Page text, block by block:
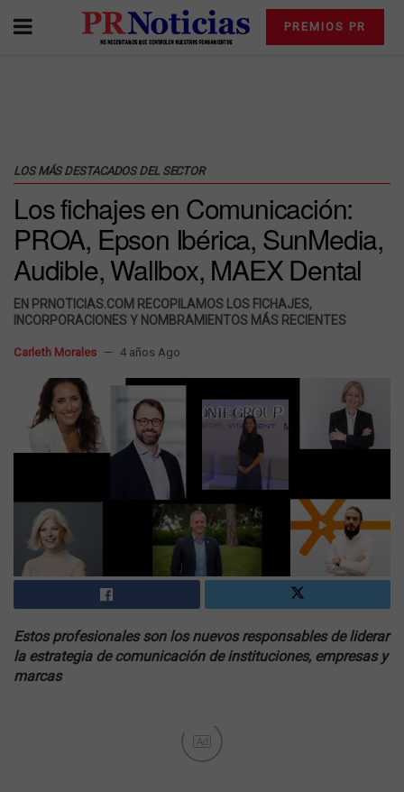
PREMIOS PR
LOS MÁS DESTACADOS DEL SECTOR
Los fichajes en Comunicación:
PROA, Epson Ibérica, SunMedia,
Audible, Wallbox, MAEX Dental
EN PRNOTICIAS.COM RECOPILAMOS LOS FICHAJES,
INCORPORACIONES Y NOMBRAMIENTOS MÁS RECIENTES
Carleth Morales 4 años Ago
Estos profesionales son los nuevos responsables de liderar
la estrategia de comunicación de instituciones, empresas y
marcas
Ad